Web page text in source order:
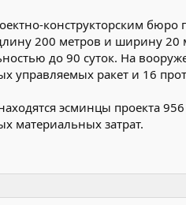
конструкторским
200 метров и ширину 20
до 90 суток. На
управляемых ракет и 16
эсминцы проекта
материальных затрат.